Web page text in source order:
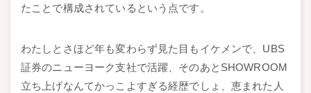
たことで構成されているという点です。
わたしとさほど年も変わらず見た目もイケメンで、UBS
証券のニューヨーク支社で活躍、そのあとSHOWROOM
立ち上げなんてかっこよすぎる経歴でしょ、恵まれた人